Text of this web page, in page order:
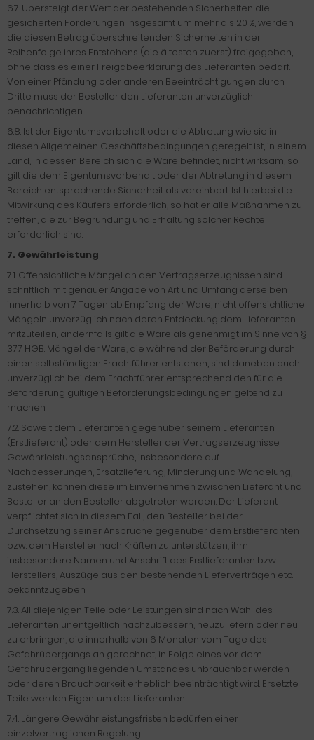
6.7. Übersteigt der Wert der bestehenden Sicherheiten die
gesicherten Forderungen insgesamt um mehr als 20 %, werden
die diesen Betrag überschreitenden Sicherheiten in der
Reihenfolge ihres Entstehens (die ältesten zuerst) freigegeben,
ohne dass es einer Freigabeerklärung des Lieferanten bedarf.
Von einer Pfändung oder anderen Beeinträchtigungen durch
Dritte muss der Besteller den Lieferanten unverzüglich
benachrichtigen.
6.8. Ist der Eigentumsvorbehalt oder die Abtretung wie sie in
diesen Allgemeinen Geschäftsbedingungen geregelt ist, in einem
Land, in dessen Bereich sich die Ware befindet, nicht wirksam, so
gilt die dem Eigentumsvorbehalt oder der Abtretung in diesem
Bereich entsprechende Sicherheit als vereinbart. Ist hierbei die
Mitwirkung des Käufers erforderlich, so hat er alle Maßnahmen zu
treffen, die zur Begründung und Erhaltung solcher Rechte
erforderlich sind.
7. Gewährleistung
7.1. Offensichtliche Mängel an den Vertragserzeugnissen sind
schriftlich mit genauer Angabe von Art und Umfang derselben
innerhalb von 7 Tagen ab Empfang der Ware, nicht offensichtliche
Mängeln unverzüglich nach deren Entdeckung dem Lieferanten
mitzuteilen, andernfalls gilt die Ware als genehmigt im Sinne von §
377 HGB. Mängel der Ware, die während der Beförderung durch
einen selbständigen Frachtführer entstehen, sind daneben auch
unverzüglich bei dem Frachtführer entsprechend den für die
Beförderung gültigen Beförderungsbedingungen geltend zu
machen.
7.2. Soweit dem Lieferanten gegenüber seinem Lieferanten
(Erstlieferant) oder dem Hersteller der Vertragserzeugnisse
Gewährleistungsansprüche, insbesondere auf
Nachbesserungen, Ersatzlieferung, Minderung und Wandelung,
zustehen, können diese im Einvernehmen zwischen Lieferant und
Besteller an den Besteller abgetreten werden. Der Lieferant
verpflichtet sich in diesem Fall, den Bestel1er bei der
Durchsetzung seiner Ansprüche gegenüber dem Erstlieferanten
bzw. dem Hersteller nach Kräften zu unterstützen, ihm
insbesondere Namen und Anschrift des Erstlieferanten bzw.
Herstellers, Auszüge aus den bestehenden Lieferverträgen etc.
bekanntzugeben.
7.3. All diejenigen Teile oder Leistungen sind nach Wahl des
Lieferanten unentgeltlich nachzubessern, neuzuliefern oder neu
zu erbringen, die innerhalb von 6 Monaten vom Tage des
Gefahrübergangs an gerechnet, in Folge eines vor dem
Gefahrübergang liegenden Umstandes unbrauchbar werden
oder deren Brauchbarkeit erheblich beeinträchtigt wird. Ersetzte
Teile werden Eigentum des Lieferanten.
7.4. Längere Gewährleistungsfristen bedürfen einer
einzelvertraglichen Regelung.